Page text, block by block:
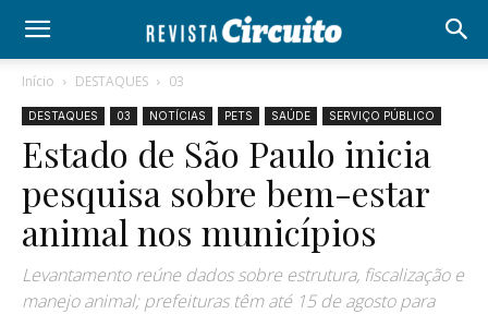
Início DESTAQUES 03
DESTAQUES 03 NOTÍCIAS PETS SAÚDE SERVIÇO PÚBLICO
Estado de São Paulo inicia
pesquisa sobre bem-estar
animal nos municípios
Levantamento reúne dados sobre estrutura, fiscalização e
manejo animal; prefeituras têm até 15 de agosto para